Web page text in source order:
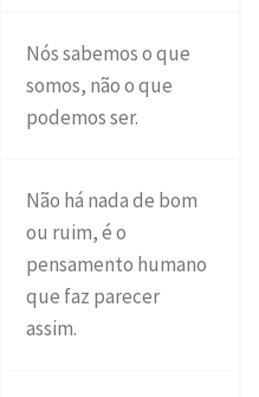
Nós sabemos o que
somos, não o que
podemos ser.
Não há nada de bom
ou ruim, é o
pensamento humano
que faz parecer
assim.